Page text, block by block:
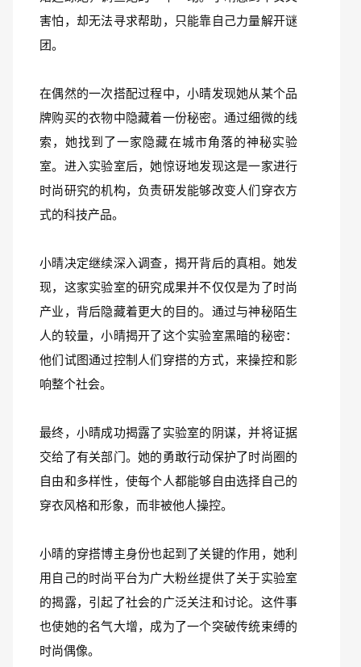
害怕，却无法寻求帮助，只能靠自己力量解开谜
团。
在偶然的一次搭配过程中，小晴发现她从某个品
牌购买的衣物中隐藏着一份秘密。通过细微的线
索，她找到了一家隐藏在城市角落的神秘实验
室。进入实验室后，她惊讶地发现这是一家进行
时尚研究的机构，负责研发能够改变人们穿衣方
式的科技产品。
小晴决定继续深入调查，揭开背后的真相。她发
现，这家实验室的研究成果并不仅仅是为了时尚
产业，背后隐藏着更大的目的。通过与神秘陌生
人的较量，小晴揭开了这个实验室黑暗的秘密：
他们试图通过控制人们穿搭的方式，来操控和影
响整个社会。
最终，小晴成功揭露了实验室的阴谋，并将证据
交给了有关部门。她的勇敢行动保护了时尚圈的
自由和多样性，使每个人都能够自由选择自己的
穿衣风格和形象，而非被他人操控。
小晴的穿搭博主身份也起到了关键的作用，她利
用自己的时尚平台为广大粉丝提供了关于实验室
的揭露，引起了社会的广泛关注和讨论。这件事
也使她的名气大增，成为了一个突破传统束缚的
时尚偶像。